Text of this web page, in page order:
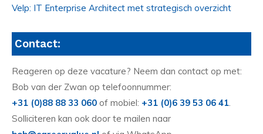
Velp: IT Enterprise Architect met strategisch overzicht
Contact:
Reageren op deze vacature? Neem dan contact op met:
Bob van der Zwan op telefoonnummer:
+31 (0)88 88 33 060 of mobiel: +31 (0)6 39 53 06 41.
Solliciteren kan ook door te mailen naar